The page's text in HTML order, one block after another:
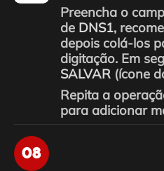
Preencha o
de DNS1,
depois colá-los
digitação. Em
SALVAR (ícone
Repita a
para adicionar
08